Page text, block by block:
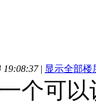
19:08:37 | 显示全部楼
个可